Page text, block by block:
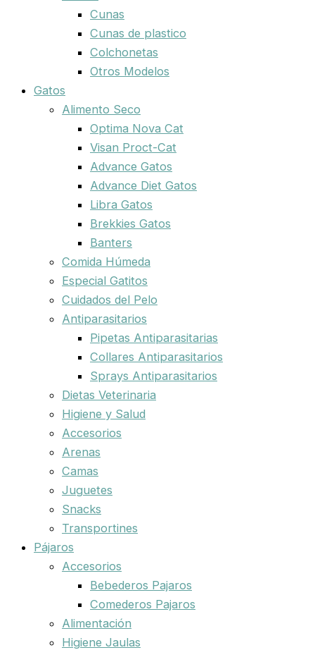
Cunas
Cunas de plastico
Colchonetas
Otros Modelos
Gatos
Alimento Seco
Optima Nova Cat
Visan Proct-Cat
Advance Gatos
Advance Diet Gatos
Libra Gatos
Brekkies Gatos
Banters
Comida Húmeda
Especial Gatitos
Cuidados del Pelo
Antiparasitarios
Pipetas Antiparasitarias
Collares Antiparasitarios
Sprays Antiparasitarios
Dietas Veterinaria
Higiene y Salud
Accesorios
Arenas
Camas
Juguetes
Snacks
Transportines
Pájaros
Accesorios
Bebederos Pajaros
Comederos Pajaros
Alimentación
Higiene Jaulas